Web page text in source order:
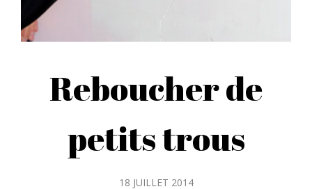
Reboucher de
petits trous
18 JUILLET 2014